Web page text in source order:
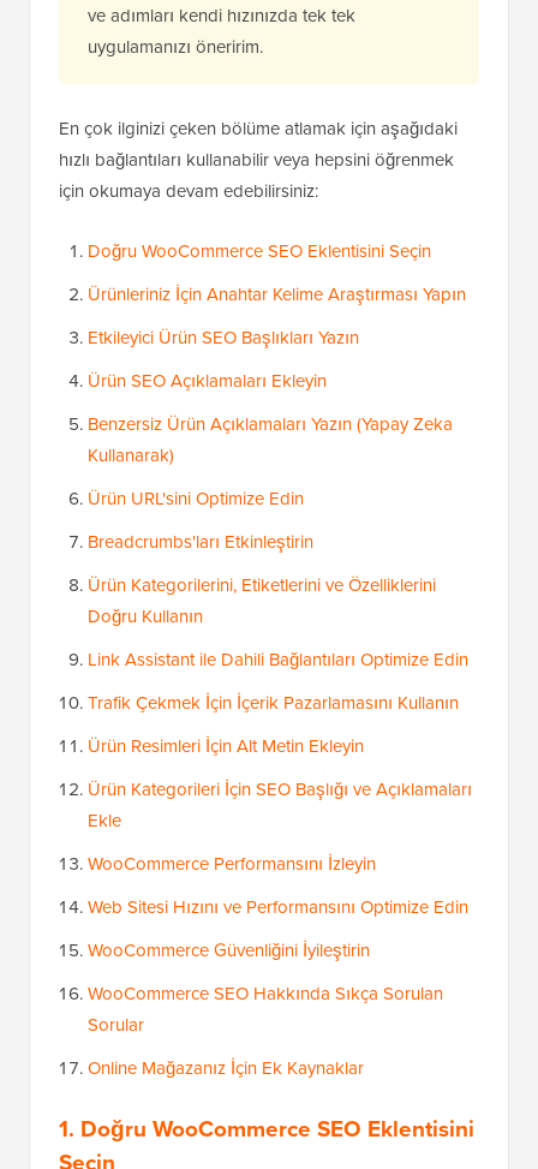
ve adımları kendi hızınızda tek tek
uygulamanızı öneririm.
En çok ilginizi çeken bölüme atlamak için aşağıdaki
hızlı bağlantıları kullanabilir veya hepsini öğrenmek
için okumaya devam edebilirsiniz:
Doğru WooCommerce SEO Eklentisini Seçin
Ürünleriniz İçin Anahtar Kelime Araştırması Yapın
Etkileyici Ürün SEO Başlıkları Yazın
Ürün SEO Açıklamaları Ekleyin
Benzersiz Ürün Açıklamaları Yazın (Yapay Zeka
Kullanarak)
Ürün URL'sini Optimize Edin
Breadcrumbs'ları Etkinleştirin
Ürün Kategorilerini, Etiketlerini ve Özelliklerini
Doğru Kullanın
Link Assistant ile Dahili Bağlantıları Optimize Edin
Trafik Çekmek İçin İçerik Pazarlamasını Kullanın
Ürün Resimleri İçin Alt Metin Ekleyin
Ürün Kategorileri İçin SEO Başlığı ve Açıklamaları
Ekle
WooCommerce Performansını İzleyin
Web Sitesi Hızını ve Performansını Optimize Edin
WooCommerce Güvenliğini İyileştirin
WooCommerce SEO Hakkında Sıkça Sorulan
Sorular
Online Mağazanız İçin Ek Kaynaklar
1. Doğru WooCommerce SEO Eklentisini